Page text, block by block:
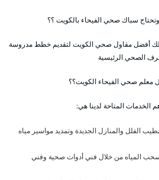
سباك صحي الفيحاء بالكويت ؟؟
لك أفضل مقاول صحي الكويت لتقديم خطط مدروسة
الصحي الرئيسية
معلم صحي الفيحاء الكويت؟؟
الخدمات المتاحة لدينا هي:
الفلل والمنازل الجديدة وتمديد مواسير مياه
المياه من خلال فني أدوات صحية وفني